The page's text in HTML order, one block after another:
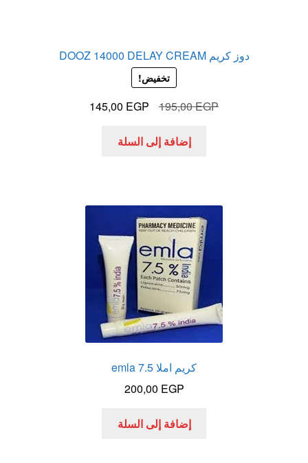
دوز كريم DOOZ 14000 DELAY CREAM
تخفيض!
195,00EGP
السعر
هو:
145,00 EGP
السعر
إضافة إلى السلة
كريم املا 7.5 emla
200,00 EGP
إضافة إلى السلة